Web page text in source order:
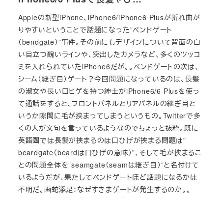
Appleの新型iPhone、iPhone6/iPhone6 Plusが折れ曲が
りやすいということで話題になった”ベンドゲート
（bendgate）”事件。その前にもデザインについて背面の白
い目立つ醜いラインや、突出したカメラなど、多くのツッコ
ミを入れられていたiPhone6だが。。ベンドゲートの次は、
シーム（継ぎ目）ゲート？今回問題になっているのは、長髪
の淑女や長い口ヒゲを持つ紳士がiPhone6/6 Plusを使っ
て通話をすると、フロントパネルとリアパネルの継ぎ目と
いうか隙間に毛が挟まってしまうというもの。Twitterで多
くの人が文句を言っているようなのでちょっと抜粋。既に
英語圏では長髪が挟まるのは口ひげが挟まる問題は”
beardgate（beardは口ひげの意味）”、そして毛が挟まるこ
との問題全体を”seamgate（seamは継ぎ目）”と名付けて
いるようだが、果たしてベンドゲートほど話題になるかは
不明だ。画蛇添足：なぜすきまゲートが発生するのか。。